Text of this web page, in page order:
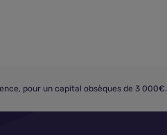
pour un capital obsèques de 3 000€.